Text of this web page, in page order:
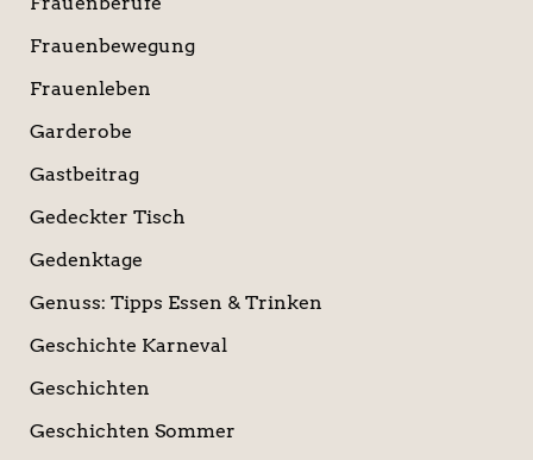
Frauenbewegung
Frauenleben
Garderobe
Gastbeitrag
Gedeckter Tisch
Gedenktage
Genuss: Tipps Essen & Trinken
Geschichte Karneval
Geschichten
Geschichten Sommer